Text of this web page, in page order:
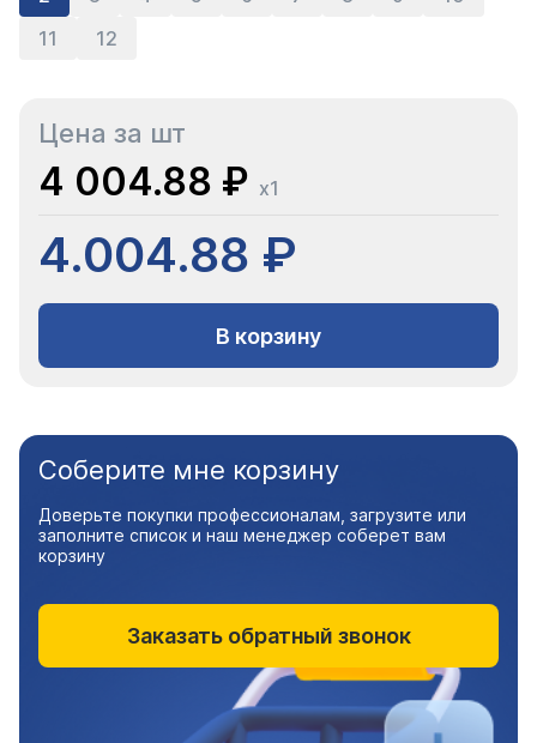
11
12
Цена за шт
4 004.88 ₽ x1
4.004.88 ₽
В корзину
Соберите мне корзину
Доверьте покупки профессионалам, загрузите или
заполните список и наш менеджер соберет вам
корзину
Заказать обратный звонок